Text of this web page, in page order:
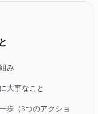
み
大事なこと
歩（3つのアクショ